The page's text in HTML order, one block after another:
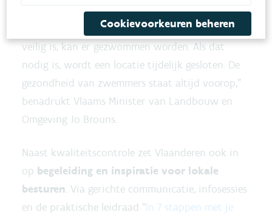
tweewekelijkse staalnames en transparante
rapportering. “Alleen waar de waterkwaliteit
veilig is, kan er gezwommen worden. Als dat
nodig is, wordt een locatie tijdelijk gesloten. De
gezondheid van zwemmers staat altijd voorop,”
benadrukt Vlaams Minister van Landbouw en
Omgeving Jo Brouns.
Naast kwaliteitscontrole zet Vlaanderen ook in
op begeleiding en inspiratie voor lokale
besturen. Via gerichte communicatie, infosessies
en de praktische leidraad “In 7 stappen met je
Cookievoorkeuren beheren